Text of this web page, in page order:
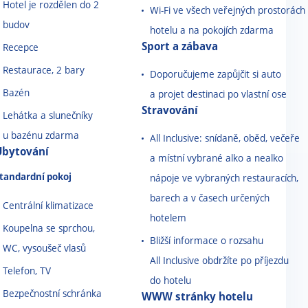
Hotel je rozdělen do 2
budov
Recepce
Restaurace, 2 bary
Bazén
Lehátka a slunečníky
u bazénu zdarma
pokoj
Centrální klimatizace
Koupelna se sprchou,
WC, vysoušeč vlasů
Telefon, TV
Bezpečnostní schránka
Wi-Fi ve všech veřejných prostorách
hotelu a na pokojích zdarma
Sport a zábava
Doporučujeme zapůjčit si auto
a projet destinaci po vlastní ose
Stravování
All Inclusive: snídaně, oběd, večeře
a místní vybrané alko a nealko
nápoje ve vybraných restauracích,
barech a v časech určených
hotelem
Bližší informace o rozsahu
All Inclusive obdržíte po příjezdu
do hotelu
WWW stránky hotelu